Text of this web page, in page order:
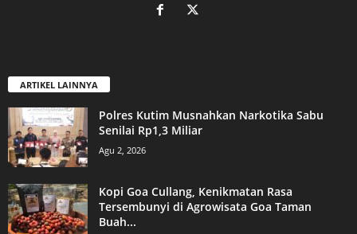
ARTIKEL LAINNYA
Polres Kutim Musnahkan Narkotika Sabu
Senilai Rp1,3 Miliar
Agu 2, 2026
Kopi Goa Cullang, Kenikmatan Rasa
Tersembunyi di Agrowisata Goa Taman
Buah...